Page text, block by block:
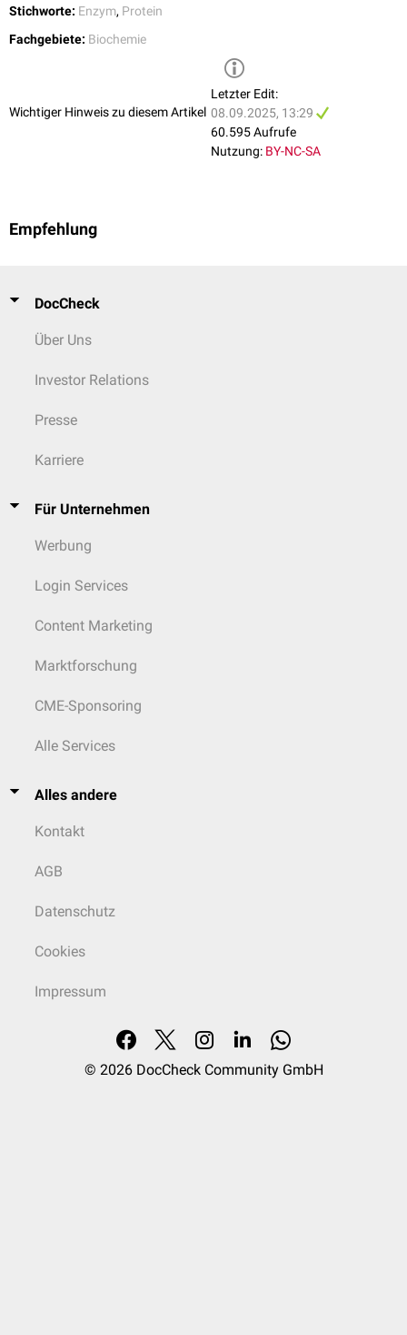
Stichworte: Enzym, Protein
Fachgebiete: Biochemie
Wichtiger Hinweis zu diesem Artikel
Letzter Edit:
08.09.2025, 13:29
60.595 Aufrufe
Nutzung: BY-NC-SA
Empfehlung
DocCheck
Über Uns
Investor Relations
Presse
Karriere
Für Unternehmen
Werbung
Login Services
Content Marketing
Marktforschung
CME-Sponsoring
Alle Services
Alles andere
Kontakt
AGB
Datenschutz
Cookies
Impressum
© 2026 DocCheck Community GmbH